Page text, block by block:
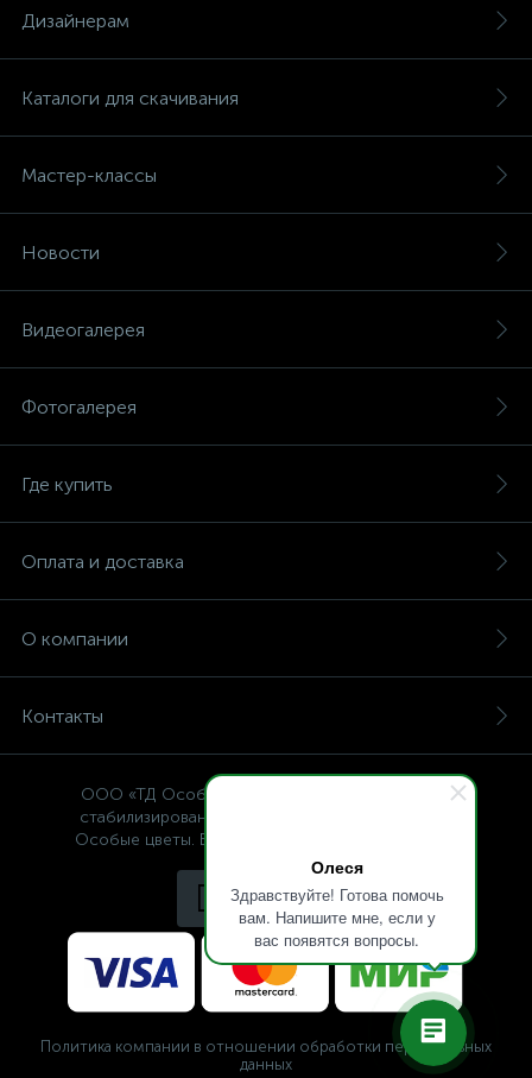
Олеся
Здравствуйте! Готова помочь
вам. Напишите мне, если у
вас появятся вопросы.
Дизайнерам
Каталоги для скачивания
Мастер-классы
Новости
Видеогалерея
Фотогалерея
Где купить
Оплата и доставка
О компании
Контакты
ООО «ТД Особые цветы» — интернет-магазин
стабилизированных растений, © Specialflowers
Особые цветы. Все права защищены 2009-2025.
Политика компании в отношении обработки персональных
данных